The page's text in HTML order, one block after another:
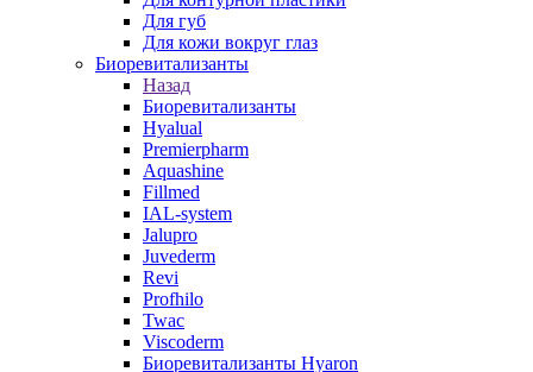
Для губ
Для кожи вокруг глаз
Биоревитализанты
Назад
Биоревитализанты
Hyalual
Premierpharm
Aquashine
Fillmed
IAL-system
Jalupro
Juvederm
Revi
Profhilo
Twac
Viscoderm
Биоревитализанты Hyaron